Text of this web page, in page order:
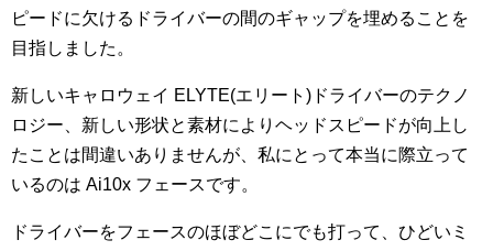
ピードに欠けるドライバーの間のギャップを埋めることを
目指しました。
新しいキャロウェイ ELYTE(エリート)ドライバーのテクノ
ロジー、新しい形状と素材によりヘッドスピードが向上し
たことは間違いありませんが、私にとって本当に際立って
いるのは Ai10x フェースです。
ドライバーをフェースのほぼどこにでも打って、ひどいミ